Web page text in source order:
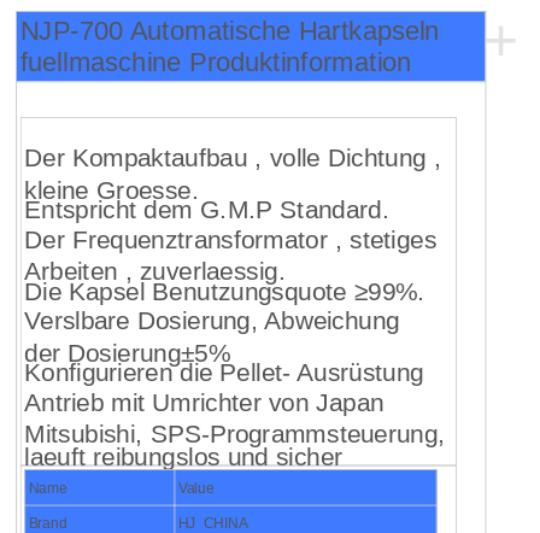
Introduct
ion +
NJP-700 Automatische Hartkapseln
fuellmaschine Produktinformation
Der Kompaktaufbau , volle Dichtung ,
kleine Groesse.
Entspricht dem G.M.P Standard.
Der Frequenztransformator , stetiges
Arbeiten , zuverlaessig.
Die Kapsel Benutzungsquote ≥99%.
Verslbare Dosierung, Abweichung
der Dosierung±5%
Konfigurieren die Pellet- Ausrüstung
Antrieb mit Umrichter von Japan
Mitsubishi, SPS-Programmsteuerung,
laeuft reibungslos und sicher
Name Value
Brand HJ CHINA